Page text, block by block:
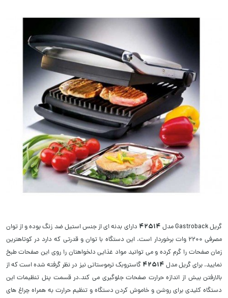
گریل Gastroback مدل 42514 دارای بدنه ای از جنس استیل ضد زنگ بوده و از توان
مصرفی 2200 وات برخوردار است. این دستگاه با توان و قدرتی که دارد در کوتاهترین
زمان صفحات را گرم کرده و می توانید مواد غذایی دلخواهتان را روی این صفحات طبخ
نمایید. برای گریل مدل 42514 گاستروبک ترموستاتی نیز در نظر گرفته شده است که از
بالارفتن بیش از اندازه حرارت صفحات جلوگیری می کند.در قسمت پنل تنظیمات این
دستگاه کلیدی برای روشن و خاموش کردن دستگاه و تنظیم حرارت به همراه چراغ های